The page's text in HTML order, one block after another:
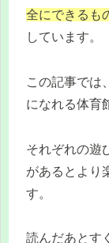
全にできるも
しています。
この記事では
になれる体育
それぞれの遊
があるとより
す。
読んだあとす